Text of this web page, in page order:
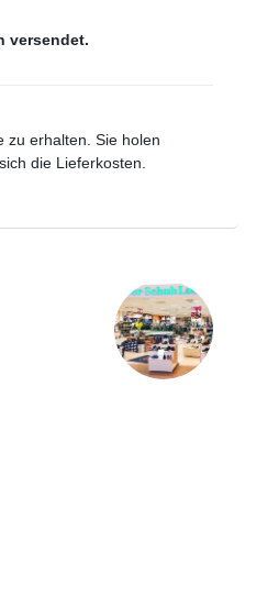
versendet.
zu erhalten. Sie holen
die Lieferkosten.